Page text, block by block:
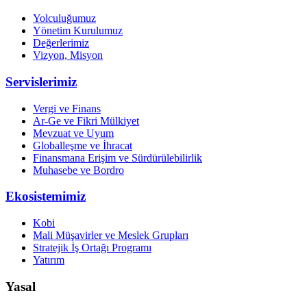
Yolculuğumuz
Yönetim Kurulumuz
Değerlerimiz
Vizyon, Misyon
Servislerimiz
Vergi ve Finans
Ar-Ge ve Fikri Mülkiyet
Mevzuat ve Uyum
Globalleşme ve İhracat
Finansmana Erişim ve Sürdürülebilirlik
Muhasebe ve Bordro
Ekosistemimiz
Kobi
Mali Müşavirler ve Meslek Grupları
Stratejik İş Ortağı Programı
Yatırım
Yasal